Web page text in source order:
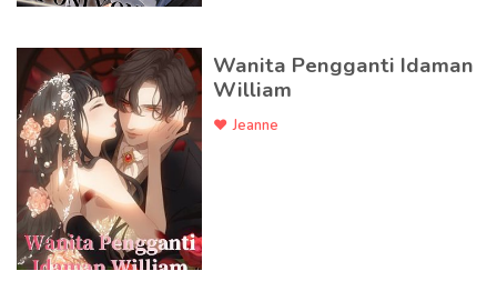
Wanita Pengganti Idaman
William
Jeanne